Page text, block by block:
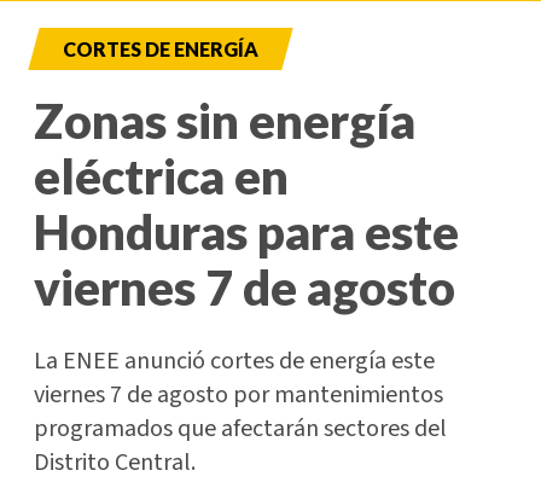
CORTES DE ENERGÍA
Zonas sin energía
eléctrica en
Honduras para este
viernes 7 de agosto
La ENEE anunció cortes de energía este
viernes 7 de agosto por mantenimientos
programados que afectarán sectores del
Distrito Central.